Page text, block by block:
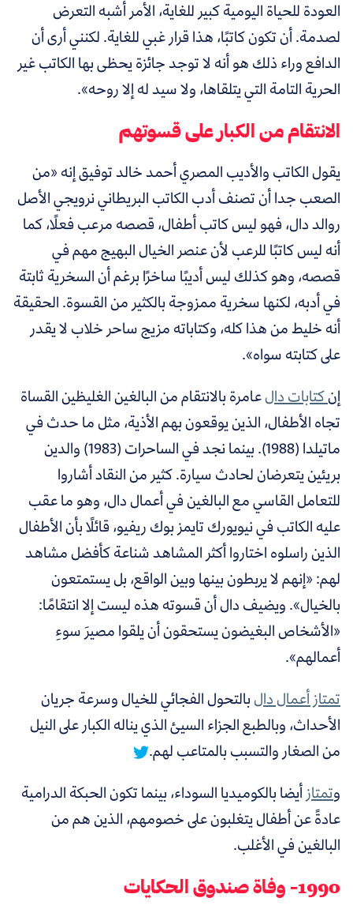
العودة للحياة اليومية كبير للغاية، الأمر أشبه التعرض
لصدمة. أن تكون كاتبًا، هذا قرار غبي للغاية. لكنني أرى أن
الدافع وراء ذلك هو أنه لا توجد جائزة يحظى بها الكاتب غير
الحرية التامة التي يتلقاها، ولا سيد له إلا روحه».
الانتقام من الكبار على قسوتهم
يقول الكاتب والأديب المصري أحمد خالد توفيق إنه «من
الصعب جدا أن تصنف أدب الكاتب البريطاني نرويجي الأصل
روالد دال، فهو ليس كاتب أطفال، قصصه مرعب فعلًا، كما
أنه ليس كاتبًا للرعب لأن عنصر الخيال البهيج مهم في
قصصه، وهو كذلك ليس أديبًا ساخرًا برغم أن السخرية ثابتة
في أدبه، لكنها سخرية ممزوجة بالكثير من القسوة. الحقيقة
أنه خليط من هذا كله، وكتاباته مزيج ساحر خلاب لا يقدر
على كتابته سواه».
إنكتابات دالعامرة بالانتقام من البالغين الغليظين القساة
تجاه الأطفال، الذين يوقعون بهم الأذية، مثل ما حدث في
ماتيلدا (1988). بينما نجد في الساحرات (1983) والدين
بريئين يتعرضان لحادث سيارة. كثير من النقاد أشاروا
للتعامل القاسي مع البالغين في أعمال دال، وهو ما عقب
عليه الكاتب في نيويورك تايمز بوك ريفيو، قائلًا بأن الأطفال
الذين راسلوه اختاروا أكثر المشاهد شناعة كأفضل مشاهد
لهم: «إنهم لا يربطون بينها وبين الواقع، بل يستمتعون
بالخيال». ويضيف دال أن قسوته هذه ليست إلا انتقامًا:
«الأشخاص البغيضون يستحقون أن يلقوا مصيرَ سوءِ
أعمالهم».
تمتاز أعمال دالبالتحول الفجائي للخيال وسرعة جريان
الأحداث،وبالطبع الجزاء السيئ الذي يناله الكبار على النيل
من الصغار والتسبب بالمتاعب لهم.
وتمتازأيضا بالكوميديا السوداء، بينما تكون الحبكة الدرامية
عادةً عن أطفال يتغلبون على خصومهم، الذين هم من
البالغين في الأغلب.
1990- وفاة صندوق الحكايات